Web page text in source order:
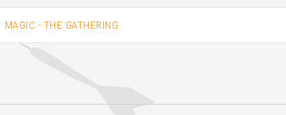
MAGIC - THE GATHERING